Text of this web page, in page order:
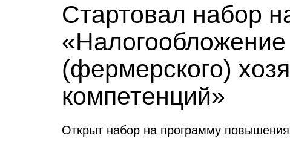
Стартовал набор
«Налогообложение
(фермерского)
компетенций»
Открыт набор на программу повышения